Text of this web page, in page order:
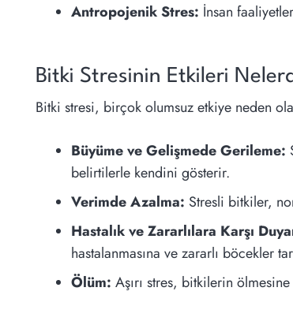
Antropojenik Stres: İnsan
Bitki Stresinin Etkileri
Bitki stresi, birçok olumsuz etkiye neden
Büyüme ve Gelişmede Gerileme:
belirtilerle kendini gösterir.
Verimde Azalma: Stresli bitkiler,
Hastalık ve Zararlılara Karşı
hastalanmasına ve zararlı böcekler
Ölüm: Aşırı stres, bitkilerin